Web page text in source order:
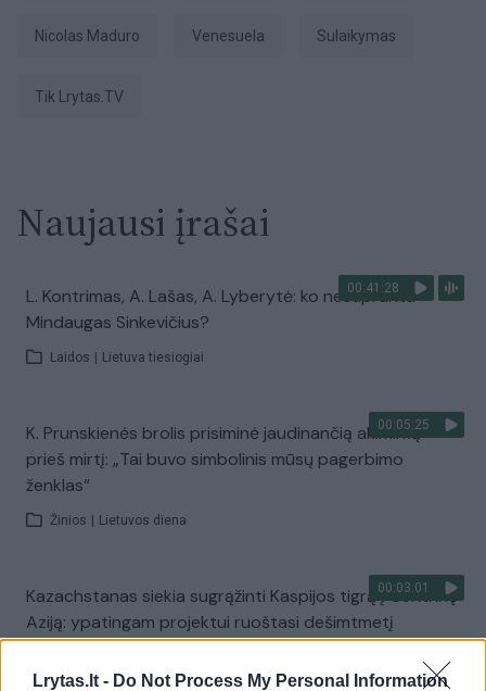
Lrytas.lt - Do Not Process My Personal Information
Nicolas Maduro Venesuela sulaikymas
tik Lrytas.TV
Naujausi įrašai
00:41:28
L. Kontrimas, A. Lašas, A. Lyberytė: ko nesupranta
Mindaugas Sinkevičius?
Laidos Lietuva tiesiogiai
00:05:25
K. Prunskienės brolis prisiminė jaudinančią akimirką
prieš mirtį: „Tai buvo simbolinis mūsų pagerbimo
ženklas“
Žinios Lietuvos diena
00:03:01
Kazachstanas siekia sugrąžinti Kaspijos tigrą į Centrinę
Aziją: ypatingam projektui ruoštasi dešimtmetį